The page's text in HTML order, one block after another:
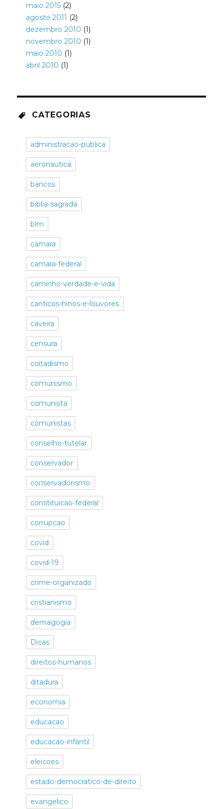
maio 2015(2)
agosto 2011 (2)
dezembro 2010 (1)
novembro 2010 (1)
maio 2010 (1)
abril 2010 (1)
CATEGORIAS
administracao-publica
aeronautica
bancos
biblia-sagrada
blm
camara
camara-federal
caminho-verdade-e-vida
canticos-hinos-e-louvores
caveira
censura
coitadismo
comunismo
comunista
comunistas
conselho-tutelar
conservador
conservadorismo
constituicao-federal
corrupcao
covid
covid-19
crime-organizado
cristianismo
demagogia
Dicas
direitos-humanos
ditadura
economia
educacao
educacao-infantil
eleicoes
estado-democratico-de-direito
evangelico